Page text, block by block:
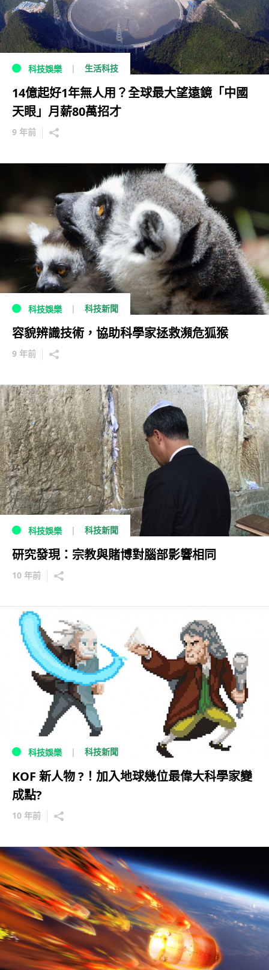
科技娛樂 生活科技
14億起好1年無人用？全球最大望遠鏡「中國
天眼」月薪80萬招才
9 年前
科技娛樂 科技新聞
容貌辨識技術，協助科學家拯救瀕危狐猴
9 年前
科技娛樂 科技新聞
研究發現：宗教與賭博對腦部影響相同
10 年前
科技娛樂 科技新聞
KOF 新人物 ?！加入地球幾位最偉大科學家變
成點?
10 年前